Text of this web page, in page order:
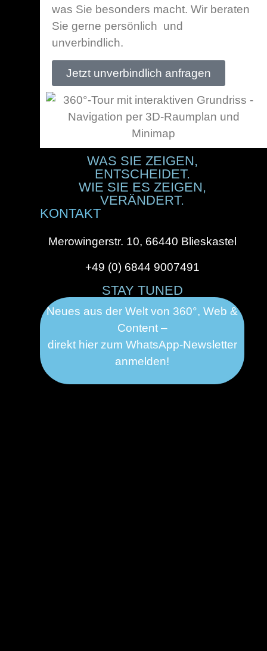
was Sie besonders macht. Wir beraten
Sie gerne persönlich und
unverbindlich.
Jetzt unverbindlich anfragen
WAS SIE ZEIGEN,
ENTSCHEIDET.
WIE SIE ES ZEIGEN,
VERÄNDERT.
KONTAKT
Merowingerstr. 10, 66440 Blieskastel
+49 (0) 6844 9007491
STAY TUNED
Neues aus der Welt von 360°, Web &
Content –
direkt hier zum WhatsApp-Newsletter
anmelden!